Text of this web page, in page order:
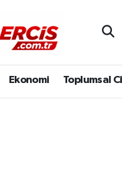
Ekonomi Toplumsal